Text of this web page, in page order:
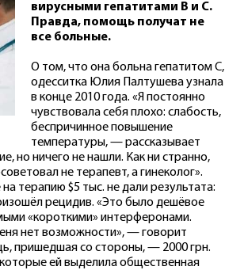
вирусными гепатитами В и С.
Правда, помощь получат не
все больные.
О том, что она больна гепатитом С,
одесситка Юлия Палтушева узнала
в конце 2010 года. «Я постоянно
чувствовала себя плохо: слабость,
беспричинное повышение
температуры, — рассказывает
но ничего не нашли. Как ни странно,
не терапевт, а гинеколог».
терапию $5 тыс. не дали результата:
рецидив. «Это было дешёвое
«короткими» интерферонами.
нет возможности», — говорит
пришедшая со стороны, — 2000 грн.
ей выделила общественная